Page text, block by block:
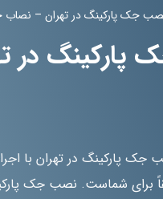
جک پارکینگ در تهران – نصاب
در
جک پارکینگ در تهران با
برای شماست. نصب جک